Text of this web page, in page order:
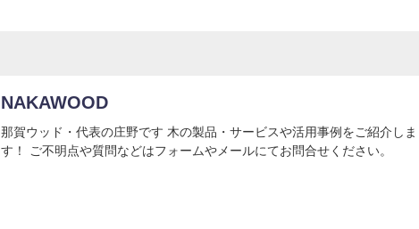
NAKAWOOD
那賀ウッド・代表の庄野です 木の製品・サービスや活用事例をご紹介しま
す！ ご不明点や質問などはフォームやメールにてお問合せください。